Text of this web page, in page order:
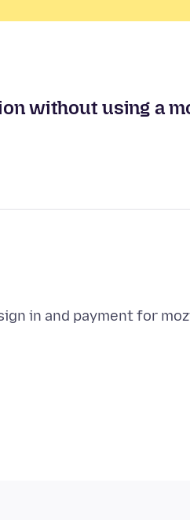
without using a
in and payment for